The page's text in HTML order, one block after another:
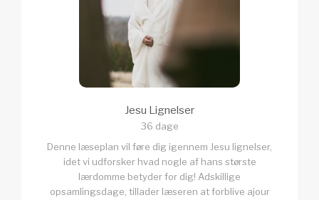
Jesu Lignelser
36 dage
Denne læseplan vil føre dig igennem Jesu lignelser,
idet vi udforsker hvad nogle af hans største
lærdomme betyder for dig! Adskillige
opsamlingsdage, tillader læseren at forblive ajour